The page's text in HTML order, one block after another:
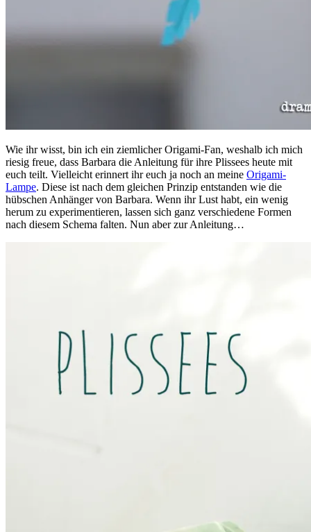
Wie ihr wisst, bin ich ein ziemlicher Origami-Fan, weshalb ich mich
riesig freue, dass Barbara die Anleitung für ihre Plissees heute mit
euch teilt. Vielleicht erinnert ihr euch ja noch an meine Origami-
Lampe. Diese ist nach dem gleichen Prinzip entstanden wie die
hübschen Anhänger von Barbara. Wenn ihr Lust habt, ein wenig
herum zu experimentieren, lassen sich ganz verschiedene Formen
nach diesem Schema falten. Nun aber zur Anleitung…